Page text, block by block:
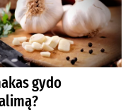
gydo